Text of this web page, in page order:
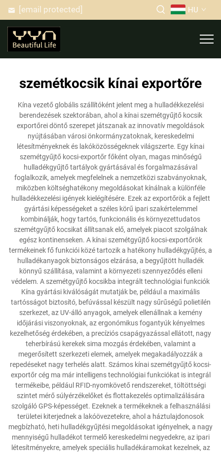
[email protected] HU
szemétkocsik kínai exportőre
Kína vezető globális szállítóként jelent meg a hulladékkezelési
berendezések szektorában, ahol a kínai szemétgyűjtő kocsik
exportőrei döntő szerepet játszanak az innovatív megoldások
nyújtásában városi önkormányzatoknak, kereskedelmi
létesítményeknek és lakóközösségeknek világszerte. Egy kínai
szemétgyűjtő kocsi-exportőr főként olyan, magas minőségű
hulladékgyűjtő tartályok gyártásával és forgalmazásával
foglalkozik, amelyek megfelelnek a nemzetközi szabványoknak,
miközben költséghatékony megoldásokat kínálnak a különféle
hulladékkezelési igények kielégítésére. Ezek az exportőrök a fejlett
gyártási képességeket a széles körű ipari szakértelemmel
kombinálják, hogy tartós, funkcionális és környezettudatos
szemétgyűjtő kocsikat állítsanak elő, amelyek piacot szolgálnak
egész kontinenseken. A kínai szemétgyűjtő kocsi-exportőrök
termékeinek fő funkciói közé tartozik a hatékony hulladékgyűjtés, a
hulladékanyagok biztonságos elzárása, a begyűjtött hulladék
könnyű szállítása, valamint a környezeti szennyeződés elleni
védelem. A szemétgyűjtő kocsikba integrált technológiai funkciók
Kína gyártási kiválóságát mutatják be, például a maximális
tartósságot biztosító, befúvással készült nagy sűrűségű polietilén
szerkezet, az UV-álló anyagok, amelyek ellenállnak a kemény
időjárási viszonyoknak, az ergonómikus fogantyúk kényelmes
kezelhetőség érdekében, a precíziós csapágyazással ellátott, nagy
teherbírású kerekek sima mozgás érdekében, valamint a
megerősített szerkezeti elemek, amelyek megakadályozzák a
repedéseket nagy terhelés alatt. Számos kínai szemétgyűjtő kocsi-
exportőr cég ma már intelligens technológiai funkciókat is integrál
termékeibe, például RFID-nyomkövető rendszereket, töltöttségi
szintet mérő súlyérzékelőket és flottakezelés optimalizálására
szolgáló GPS-képességet. Ezeknek a termékeknek a felhasználási
területei kiterjednek a lakóövezetekre, ahol a háztulajdonosok
megbízható, heti hulladékgyűjtési megoldásokat igényelnek, a nagy
mennyiségű hulladékot termelő kereskedelmi negyedekre, az ipari
létesítményekre, amelyek speciális hulladékáramokat kezelnek, az